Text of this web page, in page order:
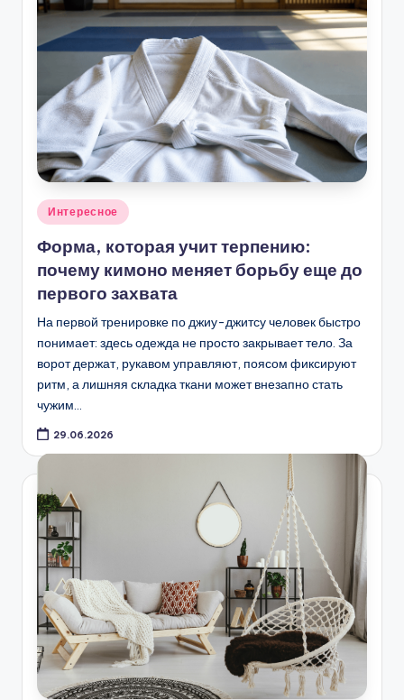
Опубликовано
Интересное
Форма, которая учит терпению:
почему кимоно меняет борьбу еще до
первого захвата
На первой тренировке по джиу-джитсу человек быстро
понимает: здесь одежда не просто закрывает тело. За
ворот держат, рукавом управляют, поясом фиксируют
ритм, а лишняя складка ткани может внезапно стать
чужим…
29.06.2026